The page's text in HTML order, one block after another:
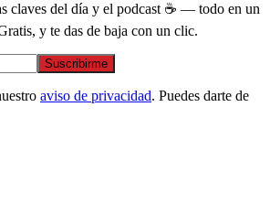
claves del día y el podcast ☕ — todo en un
y te das de baja con un clic.
Suscribirme
aviso de privacidad. Puedes darte de